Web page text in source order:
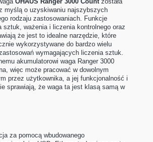
myślą o uzyskiwaniu najszybszych
rodzaju zastosowaniach. Funkcje
sztuk, ważenia i liczenia kontrolnego oraz
że jest to idealne narzędzie, które
wykorzystywane do bardzo wielu
wymagających liczenia sztuk.
akumulatorowi waga Ranger 3000
więc może pracować w dowolnym
przez użytkownika, a jej funkcjonalność i
sprawiają, że waga ta jest klasą samą w
za pomocą wbudowanego